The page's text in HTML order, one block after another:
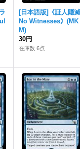
[日本語版]《証人隠
No Witnesses》(MK
M)
30円
在庫数 6点